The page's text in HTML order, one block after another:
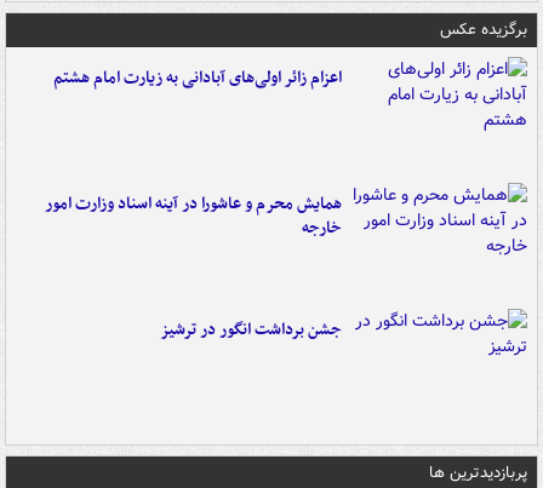
برگزیده عکس
اعزام زائر اولی‌های آبادانی به زیارت امام هشتم
همایش محرم و عاشورا در آینه اسناد وزارت امور
خارجه
جشن برداشت انگور در ترشیز
پربازدیدترین ها